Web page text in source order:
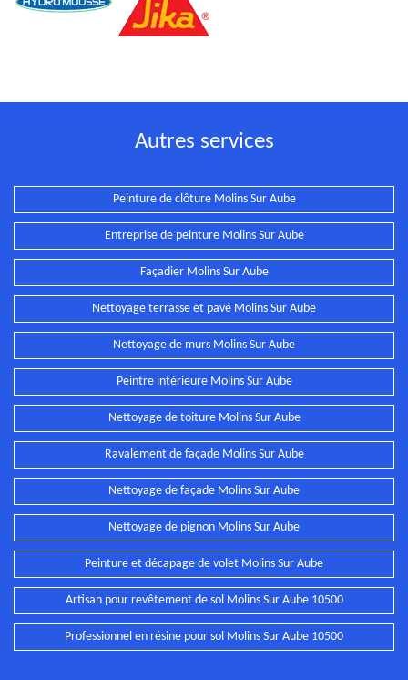
Autres services
Peinture de clôture Molins Sur Aube
Entreprise de peinture Molins Sur Aube
Façadier Molins Sur Aube
Nettoyage terrasse et pavé Molins Sur Aube
Nettoyage de murs Molins Sur Aube
Peintre intérieure Molins Sur Aube
Nettoyage de toiture Molins Sur Aube
Ravalement de façade Molins Sur Aube
Nettoyage de façade Molins Sur Aube
Nettoyage de pignon Molins Sur Aube
Peinture et décapage de volet Molins Sur Aube
Artisan pour revêtement de sol Molins Sur Aube 10500
Professionnel en résine pour sol Molins Sur Aube 10500